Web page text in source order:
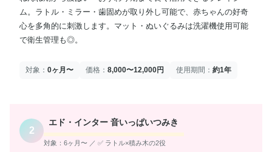
ム。ラトル・ミラー・歯固めが取り外し可能で、赤ちゃんの好奇
心を多角的に刺激します。マット・ぬいぐるみは洗濯機使用可能
で衛生管理も◎。
対象： 0ヶ月〜 価格： 8,000〜12,000円 使用期間： 約1年
2
エド・インター 音いっぱいつみき
対象：6ヶ月〜 ／ ✅ ラトル×積み木の2役